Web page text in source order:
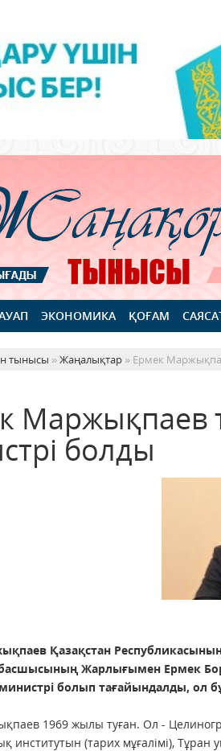
ЭКОНОМИКА ҚОҒАМ
тынысы »Жаңалықтар » Ермек
Маржықпаев
болды
Қазақстан
Жарлығымен Ермек
болып тағайындалды, ол
1969 жылы туған. Ол -
институтын (тарих мұғалiмi),